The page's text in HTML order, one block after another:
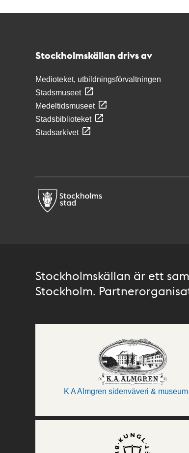
Stockholmskällan drivs av
Medioteket, utbildningsförvaltningen
Stadsmuseet
Medeltidsmuseet
Stadsbiblioteket
Stadsarkivet
Stockholmskällan är ett
Stockholm.
K A Almgren sidenväveri & museum